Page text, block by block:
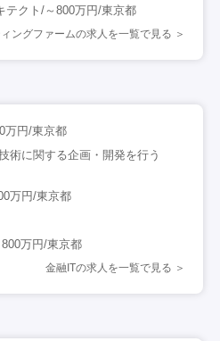
テクト/～800万円/東京都
ングファームの求人を一覧で見る
万円/東京都
術に関する企画・開発を行う
万円/東京都
万円/東京都
金融ITの求人を一覧で見る